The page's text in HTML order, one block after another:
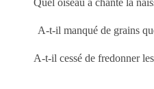
A-t-il manqué de grains
A-t-il cessé de fredonner